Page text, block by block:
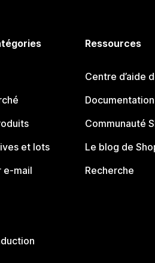
et lots
e-mail
Ressources
Centre d’aide
Communauté
Le blog de
Recherche